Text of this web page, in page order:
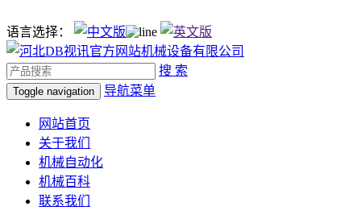
语言选择：
搜 索
Toggle navigation 导航菜单
网站首页
关于我们
机械自动化
机械百科
联系我们